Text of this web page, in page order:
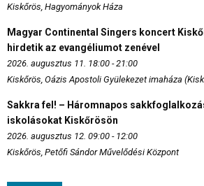
Kiskőrös, Hagyományok Háza
Magyar Continental Singers koncert
hirdetik az evangéliumot zenével
2026. augusztus 11. 18:00 - 21:00
Kiskőrös, Oázis Apostoli Gyülekezet imaháza
Sakkra fel! – Háromnapos
iskolásokat Kiskőrösön
2026. augusztus 12. 09:00 - 12:00
Kiskőrös, Petőfi Sándor Művelődési Központ